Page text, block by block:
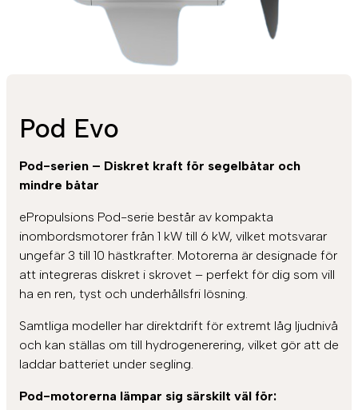
Pod Evo
Pod-serien – Diskret kraft för segelbåtar och
mindre båtar
ePropulsions Pod-serie består av kompakta
inombordsmotorer från 1 kW till 6 kW, vilket motsvarar
ungefär 3 till 10 hästkrafter. Motorerna är designade för
att integreras diskret i skrovet – perfekt för dig som vill
ha en ren, tyst och underhållsfri lösning.
Samtliga modeller har direktdrift för extremt låg ljudnivå
och kan ställas om till hydrogenerering, vilket gör att de
laddar batteriet under segling.
Pod-motorerna lämpar sig särskilt väl för: